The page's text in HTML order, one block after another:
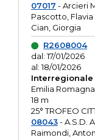
07017 - Arcieri
Pascotto, Flavia
Cian, Giorgia
R2608004
dal: 17/01/2026
al: 18/01/2026
Interregionale
Emilia
18 m
25° TROFEO
08043- A.S.D.
Raimondi,